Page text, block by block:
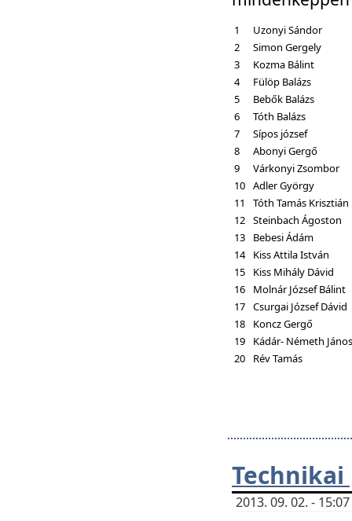
1
Uzonyi Sándor
2
Simon Gergely
3
Kozma Bálint
4
Fülöp Balázs
5
Bebők Balázs
6
Tóth Balázs
7
Sípos józsef
8
Abonyi Gergő
9
Várkonyi Zsombor
10 Adler György
11
Tóth Tamás Krisztián
12 Steinbach Ágoston
13
Bebesi Ádám
14 Kiss Attila István
15
Kiss Mihály Dávid
16
Molnár József Bálint
17 Csurgai József Dávid
18
Koncz Gergő
19
Kádár- Németh János
20
Rév Tamás
2013. 09. 02. -